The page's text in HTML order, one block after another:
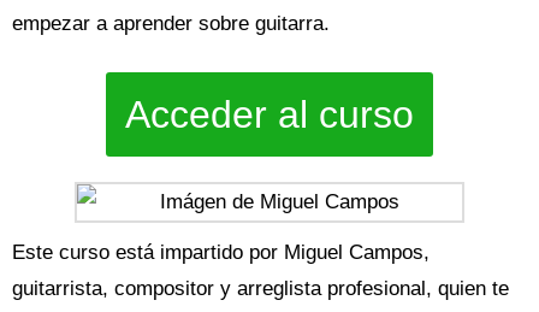
empezar a aprender sobre guitarra.
Acceder al curso
Este curso está impartido por Miguel Campos,
guitarrista, compositor y arreglista profesional, quien te